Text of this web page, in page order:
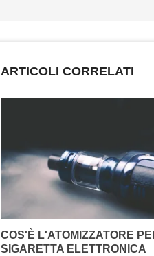
ARTICOLI CORRELATI
COS'È L'ATOMIZZATORE
SIGARETTA ELETTRONICA